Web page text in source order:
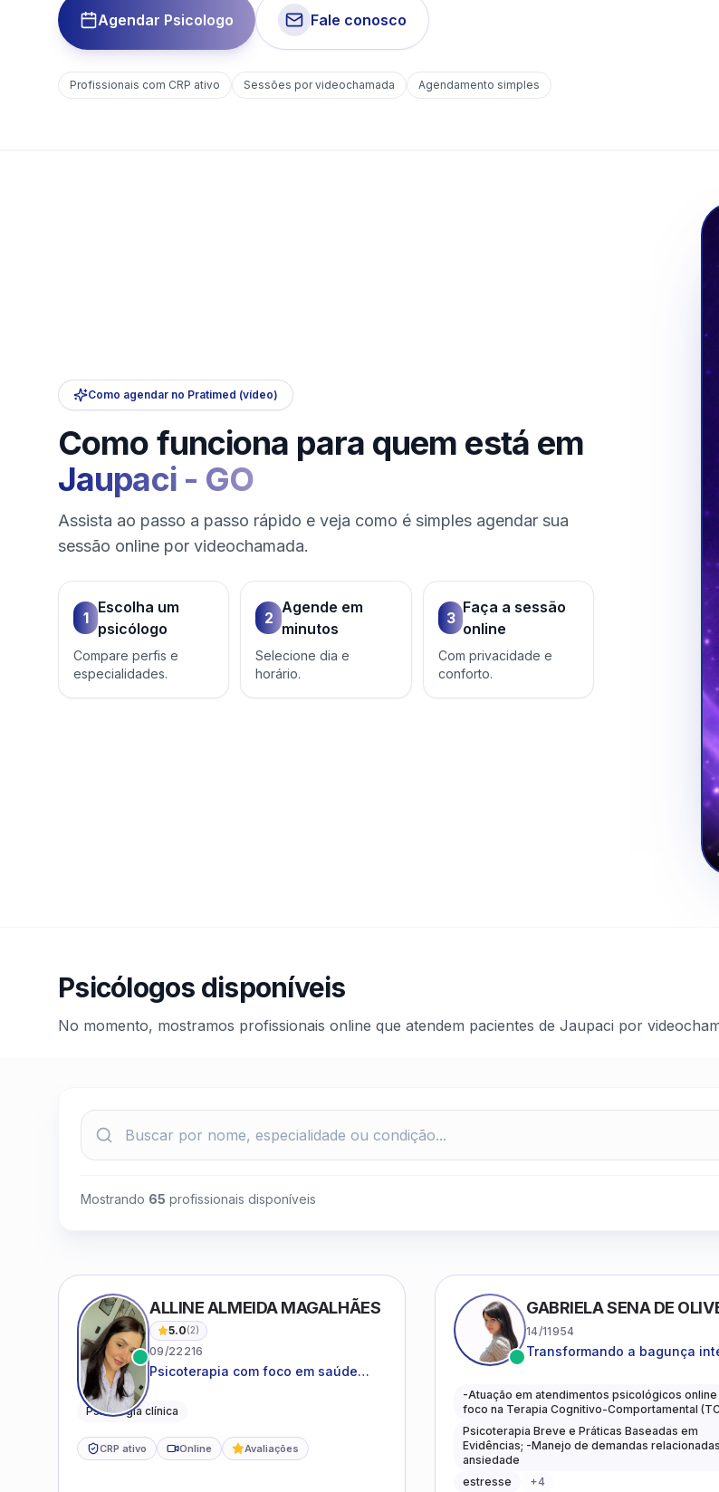
Agendar Psicologo Fale conosco
Profissionais com CRP ativo Sessões por videochamada Agendamento simples
Como agendar no Pratimed (vídeo)
Como funciona para quem está em
Jaupaci- GO
Assista ao passo a passo rápido e veja como é simples agendar sua
sessão online por videochamada.
1
Escolha um
psicólogo
Compare perfis e
especialidades.
2
Agende em
minutos
Selecione dia e
horário.
3
Faça a sessão
online
Com privacidade e
conforto.
Psicólogos disponíveis
No momento, mostramos profissionais online que atendem pacientes de Jaupaci por
Mostrando 65 profissionais disponíveis
ALLINE ALMEIDA MAGALHÃES
5.0(2)
09/22216
Psicoterapia com foco em saúde
autoestima para adolescentes e
Psicologia clínica
CRP ativo Online Avaliações
GABRIELA SENA DE
14/11954
Transformando a bagunça
leveza e caminhos mais
se viver.
-Atuação em atendimentos psicológicos online
foco na Terapia Cognitivo-Comportamental
Psicoterapia Breve e Práticas Baseadas em
Evidências; -Manejo de demandas
ansiedade
estresse
+4